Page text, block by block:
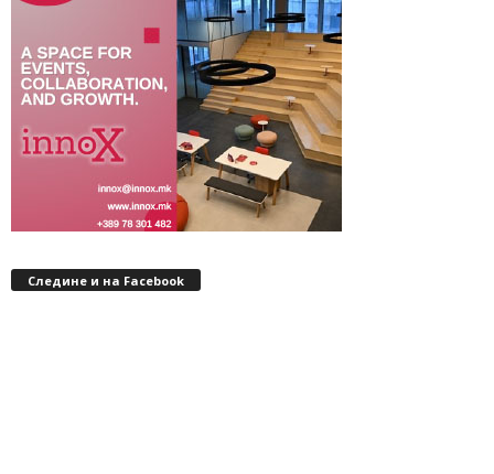
Следине и на Facebook